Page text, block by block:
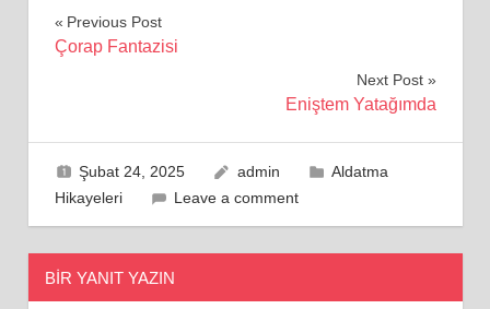
Yazı
Previous Post
Çorap Fantazisi
Next Post
Eniştem Yatağımda
Şubat 24, 2025 admin
Aldatma
Hikayeleri
Leave a comment
BIR YANIT YAZIN